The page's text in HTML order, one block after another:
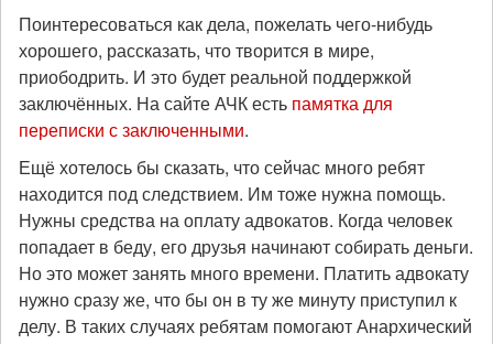
Поинтересоваться как дела, пожелать чего-нибудь
хорошего, рассказать, что творится в мире,
приободрить. И это будет реальной поддержкой
заключённых. На сайте АЧК есть памятка для
переписки с заключенными.
Ещё хотелось бы сказать, что сейчас много ребят
находится под следствием. Им тоже нужна помощь.
Нужны средства на оплату адвокатов. Когда человек
попадает в беду, его друзья начинают собирать деньги.
Но это может занять много времени. Платить адвокату
нужно сразу же, что бы он в ту же минуту приступил к
делу. В таких случаях ребятам помогают Анархический